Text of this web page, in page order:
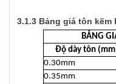
3.1.3 Bảng giá tôn kẽm
BẢNG
Độ dày tôn
0.30mm
0.35mm